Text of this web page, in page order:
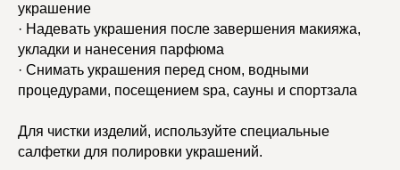
украшение
· Надевать украшения после завершения макияжа,
укладки и нанесения парфюма
· Снимать украшения перед сном, водными
процедурами, посещением spa, сауны и спортзала
Для чистки изделий, используйте специальные
салфетки для полировки украшений.